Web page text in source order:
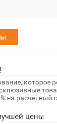
которое
на расчетный
цены